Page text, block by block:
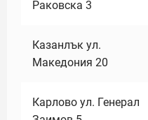
Раковска 3
Казанлък ул.
Македония 20
Карлово ул. Генерал